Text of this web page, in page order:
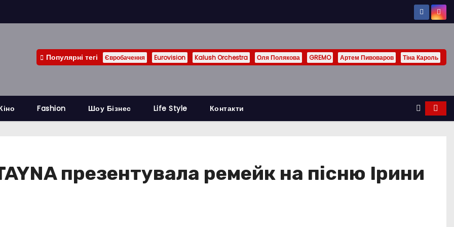
Популярні тегі Євробачення Eurovision Kalush Orchestra Оля Полякова GREMO Артем Пивоваров Тіна Кароль
Fashion Шоу Бізнес Life Style Контакти
презентувала ремейк на пісню Ірини